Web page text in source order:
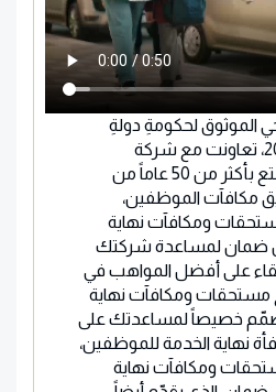
الموثوق لحكومةِ دولةِ
الإمارات منذ عام 2006، تعاونت مع شركة
“براكسيس”، التي تتمتع بأكثر من 50 عاماً من
مكافآت الموظفين،
ومكافآت نهاية
ضمان لمساعدة شركتك
على أفضل المواهب في
مستحقات ومكافآت نهاية
خصيصاً لمساعدتك على
نهاية الخدمة للموظفين،
ومكافآت نهاية